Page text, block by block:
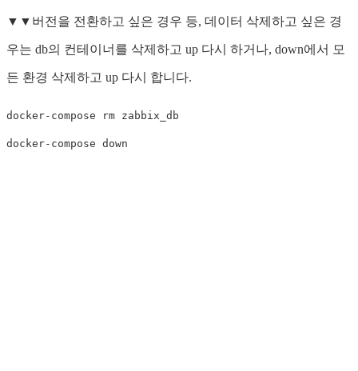
▼▼버전을 전환하고 싶은 경우 등, 데이터 삭제하고 싶은 경
우는 db의 컨테이너를 삭제하고 up 다시 하거나, down에서 모
든 환경 삭제하고 up 다시 합니다.
docker-compose rm zabbix_db